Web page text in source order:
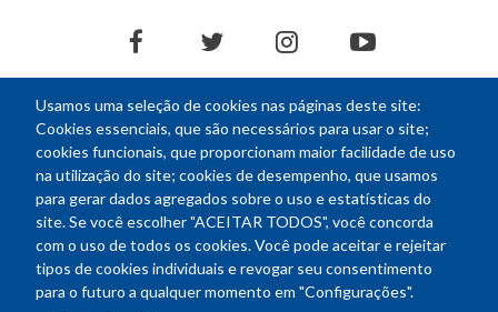
Usamos uma seleção de cookies nas páginas deste site:
Cookies essenciais, que são necessários para usar o site;
cookies funcionais, que proporcionam maior facilidade de uso
na utilização do site; cookies de desempenho, que usamos
para gerar dados agregados sobre o uso e estatísticas do
site. Se você escolher "ACEITAR TODOS", você concorda
com o uso de todos os cookies. Você pode aceitar e rejeitar
tipos de cookies individuais e revogar seu consentimento
para o futuro a qualquer momento em "Configurações".
facebooktwitter instagramyoutube
NEWSLETTER
mail